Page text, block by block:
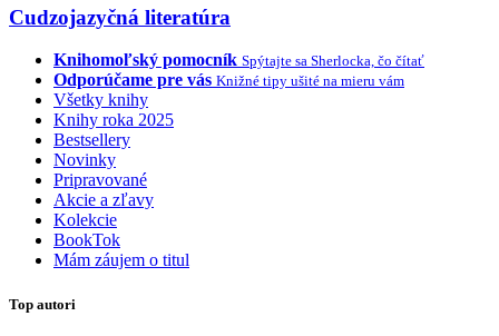
Cudzojazyčná literatúra
Knihomoľský pomocník Spýtajte sa Sherlocka, čo čítať
Odporúčame pre vás Knižné tipy ušité na mieru vám
Všetky knihy
Knihy roka 2025
Bestsellery
Novinky
Pripravované
Akcie a zľavy
Kolekcie
BookTok
Mám záujem o titul
Top autori